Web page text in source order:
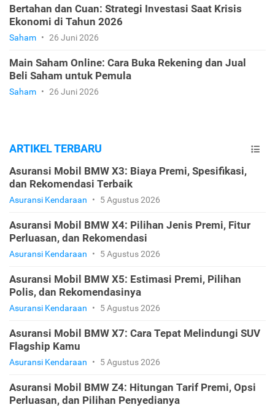
Bertahan dan Cuan: Strategi Investasi Saat Krisis
Ekonomi di Tahun 2026
Saham • 26 Juni 2026
Main Saham Online: Cara Buka Rekening dan Jual
Beli Saham untuk Pemula
Saham • 26 Juni 2026
ARTIKEL TERBARU
Asuransi Mobil BMW X3: Biaya Premi, Spesifikasi,
dan Rekomendasi Terbaik
Asuransi Kendaraan • 5 Agustus 2026
Asuransi Mobil BMW X4: Pilihan Jenis Premi, Fitur
Perluasan, dan Rekomendasi
Asuransi Kendaraan • 5 Agustus 2026
Asuransi Mobil BMW X5: Estimasi Premi, Pilihan
Polis, dan Rekomendasinya
Asuransi Kendaraan • 5 Agustus 2026
Asuransi Mobil BMW X7: Cara Tepat Melindungi SUV
Flagship Kamu
Asuransi Kendaraan • 5 Agustus 2026
Asuransi Mobil BMW Z4: Hitungan Tarif Premi, Opsi
Perluasan, dan Pilihan Penyedianya